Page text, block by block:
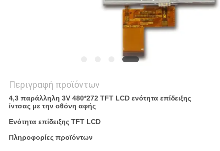
Περιγραφή προϊόντων
4,3 παράλληλη 3V 480*272 TFT LCD ενότητα επίδειξης
ίντσας με την οθόνη αφής
Ενότητα επίδειξης TFT LCD
Πληροφορίες προϊόντων